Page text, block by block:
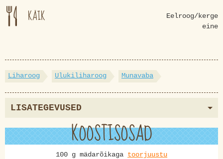
KÄIK
Eelroog/kerge
eine
Liharoog Ulukiliharoog Munavaba
LISATEGEVUSED
KOOSTISOSAD
100 g mädarõikaga toorjuustu